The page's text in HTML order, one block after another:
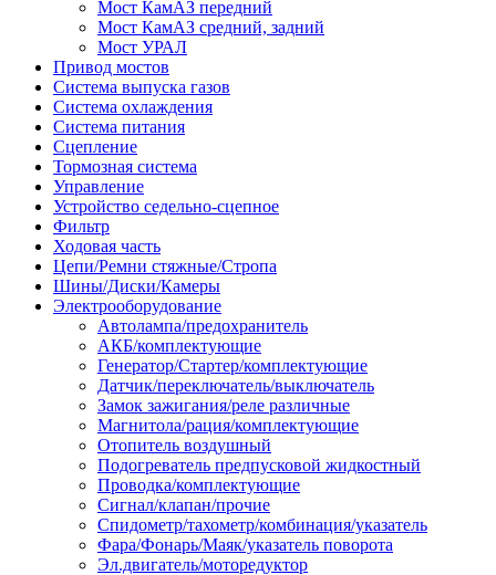
Мост КамАЗ передний
Мост КамАЗ средний, задний
Мост УРАЛ
Привод мостов
Система выпуска газов
Система охлаждения
Система питания
Сцепление
Тормозная система
Управление
Устройство седельно-сцепное
Фильтр
Ходовая часть
Цепи/Ремни стяжные/Стропа
Шины/Диски/Камеры
Электрооборудование
Автолампа/предохранитель
АКБ/комплектующие
Генератор/Стартер/комплектующие
Датчик/переключатель/выключатель
Замок зажигания/реле различные
Магнитола/рация/комплектующие
Отопитель воздушный
Подогреватель предпусковой жидкостный
Проводка/комплектующие
Сигнал/клапан/прочие
Спидометр/тахометр/комбинация/указатель
Фара/Фонарь/Маяк/указатель поворота
Эл.двигатель/моторедуктор